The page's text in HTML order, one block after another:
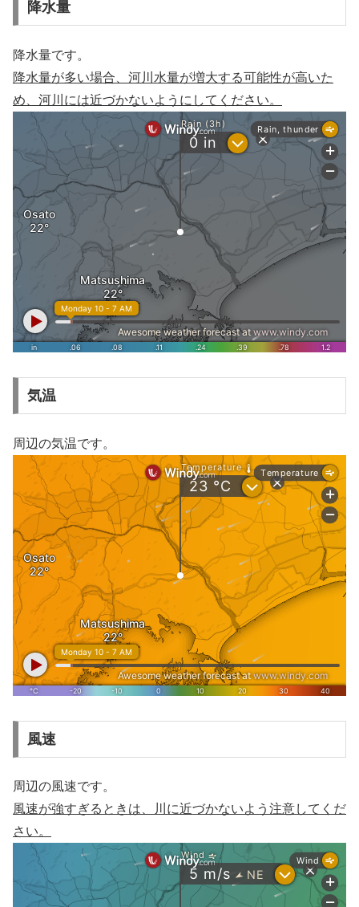
降水量
降水量です。
降水量が多い場合、河川水量が増大する可能性が高いた
め、河川には近づかないようにしてください。
気温
周辺の気温です。
風速
周辺の風速です。
風速が強すぎるときは、川に近づかないよう注意してくだ
さい。